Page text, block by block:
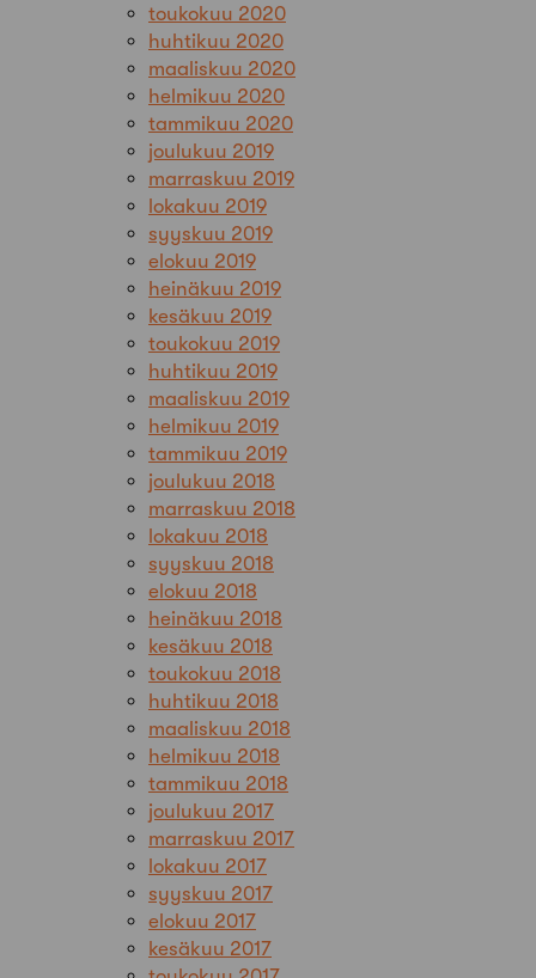
toukokuu 2020
huhtikuu 2020
maaliskuu 2020
helmikuu 2020
tammikuu 2020
joulukuu 2019
marraskuu 2019
lokakuu 2019
syyskuu 2019
elokuu 2019
heinäkuu 2019
kesäkuu 2019
toukokuu 2019
huhtikuu 2019
maaliskuu 2019
helmikuu 2019
tammikuu 2019
joulukuu 2018
marraskuu 2018
lokakuu 2018
syyskuu 2018
elokuu 2018
heinäkuu 2018
kesäkuu 2018
toukokuu 2018
huhtikuu 2018
maaliskuu 2018
helmikuu 2018
tammikuu 2018
joulukuu 2017
marraskuu 2017
lokakuu 2017
syyskuu 2017
elokuu 2017
kesäkuu 2017